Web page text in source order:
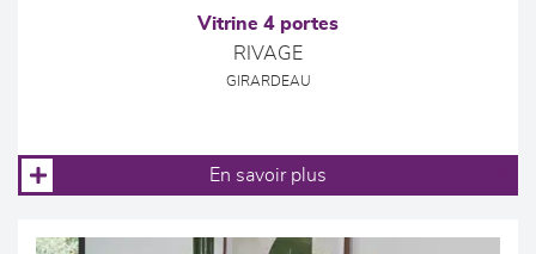
Vitrine 4 portes
RIVAGE
GIRARDEAU
En savoir plus